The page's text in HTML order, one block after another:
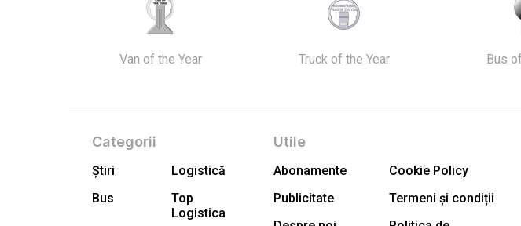
Van of the Year Truck of the Year Bus
Categorii
Știri
Logistică
Bus
Top
Logistica
Utile
Abonamente
Cookie Policy
Publicitate
Termeni și condiții